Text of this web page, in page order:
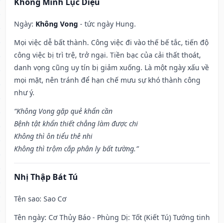
Ngày: Không Vong - tức ngày Hung.
Mọi việc dễ bất thành. Công việc đi vào thế bế tắc, tiến độ
công việc bị trì trệ, trở ngại. Tiền bạc của cải thất thoát,
danh vọng cũng uy tín bị giảm xuống. Là một ngày xấu về
mọi mặt, nên tránh để hạn chế mưu sự khó thành công
như ý.
“Không Vong gặp quẻ khẩn cần
Bệnh tật khẩn thiết chẳng làm được chi
Không thì ôn tiểu thê nhi
Không thì trộm cắp phân ly bất tường.”
Nhị Thập Bát Tú
Tên sao: Sao Cơ
Tên ngày: Cơ Thủy Báo - Phùng Dị: Tốt (Kiết Tú) Tướng tinh